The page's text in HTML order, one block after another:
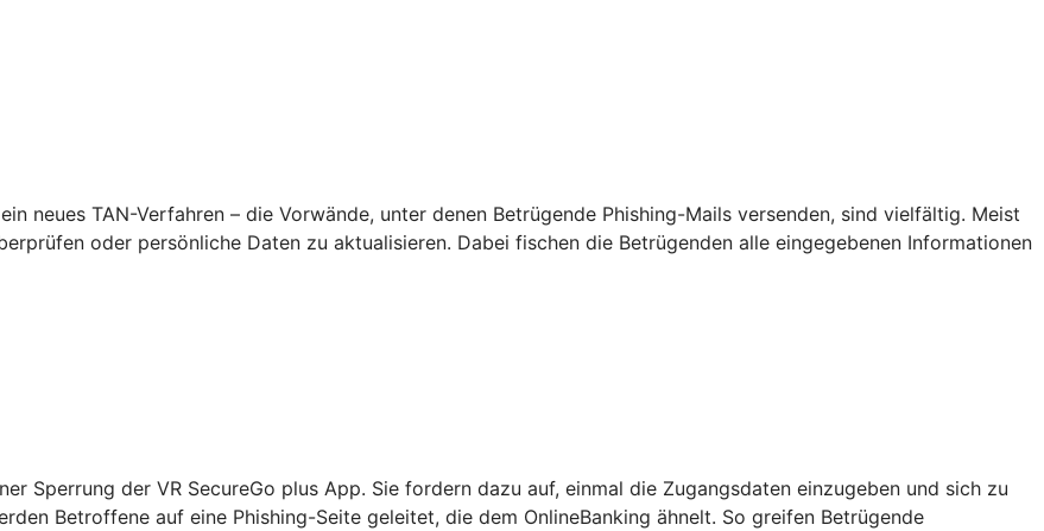
neues TAN-Verfahren – die Vorwände, unter denen Betrügende Phishing-Mails versenden, sind vielfältig. Meist
oder persönliche Daten zu aktualisieren. Dabei fischen die Betrügenden alle eingegebenen Informationen
Sperrung der VR SecureGo plus App. Sie fordern dazu auf, einmal die Zugangsdaten einzugeben und sich zu
Betroffene auf eine Phishing-Seite geleitet, die dem OnlineBanking ähnelt. So greifen Betrügende